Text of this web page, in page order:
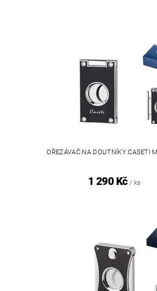
OŘEZÁVAČ NA DOUTNÍKY CASETI
1 290 Kč / ks